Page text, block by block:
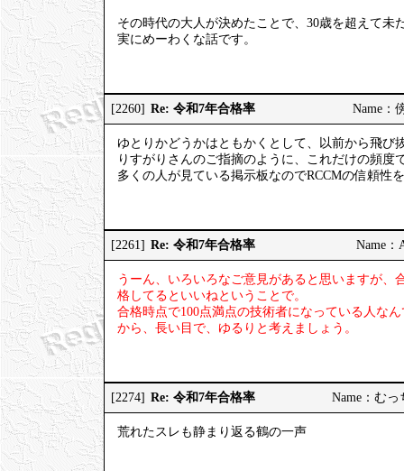
その時代の大人が決めたことで、30歳を超えて未
実にめーわくな話です。
[2260] Re: 令和7年合格率 Name：
ゆとりかどうかはともかくとして、以前から飛
りすがりさんのご指摘のように、これだけの頻度
多くの人が見ている掲示板なのでRCCMの信頼性
[2261] Re: 令和7年合格率 Name：
うーん、いろいろなご意見があると思いますが
格してるといいねということで。
合格時点で100点満点の技術者になっている人な
から、長い目で、ゆるりと考えましょう。
[2274] Re: 令和7年合格率 Name：む
荒れたスレも静まり返る鶴の一声